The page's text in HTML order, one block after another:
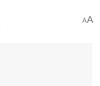
AA